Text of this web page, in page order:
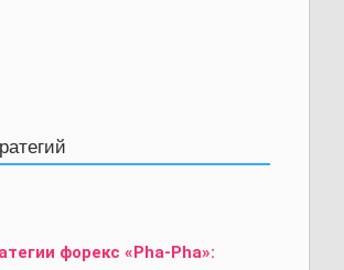
форекс «Pha-Pha»: